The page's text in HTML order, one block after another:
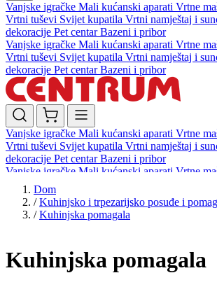
Vanjske igračke Mali kućanski aparati Vrtne
Vrtni tuševi Svijet kupatila Vrtni namještaj i
dekoracije Pet centarBazeni i pribor
Vanjske igračke Mali kućanski aparati Vrtne
Vrtni tuševi Svijet kupatila Vrtni namještaj i
dekoracije Pet centarBazeni i pribor
Vanjske igračke Mali kućanski aparati Vrtne
Vrtni tuševi Svijet kupatila Vrtni namještaj i
dekoracije Pet centarBazeni i pribor
Vanjske igračke Mali kućanski aparati Vrtne
Vrtni tuševi
dekoracijePet centar Bazeni i pribor
Dom
/ Kuhinjsko i trpezarijsko posuđe i
/ Kuhinjska pomagala
Kuhinjska pomagala